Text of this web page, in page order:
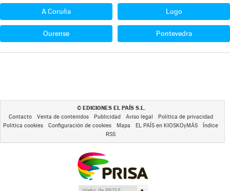
A Coruña Lugo
Ourense Pontevedra
© EDICIONES EL PAÍS S.L.
Contacto Venta de contenidos Publicidad Aviso legal
Política de privacidad
Política cookies
Configuración de cookies Mapa EL PAÍS en KIOSKOyMÁS
Índice
RSS